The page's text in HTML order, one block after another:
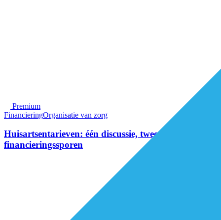
Premium
FinancieringOrganisatie van zorg
Huisartsentarieven: één discussie, twee
financieringssporen